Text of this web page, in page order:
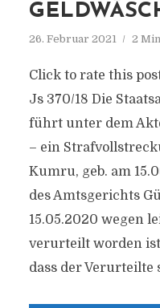
26. Februar 2021 2
Click to rate this
Js 370/​18 Die
führt unter dem
– ein
Kumru, geb. am
des Amtsgerichts
15.05.2020 wegen
verurteilt worden
dass der Verurteilte